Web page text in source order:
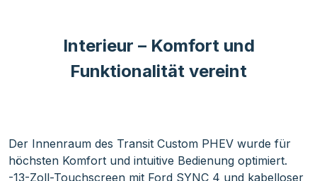
Interieur – Komfort und
Funktionalität vereint
Der Innenraum des Transit Custom PHEV wurde für
höchsten Komfort und intuitive Bedienung optimiert.
-13-Zoll-Touchscreen mit Ford SYNC 4 und kabelloser